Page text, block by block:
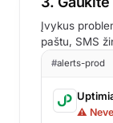
Įvykus
paštu, SMS
#alerts-prod
⚠